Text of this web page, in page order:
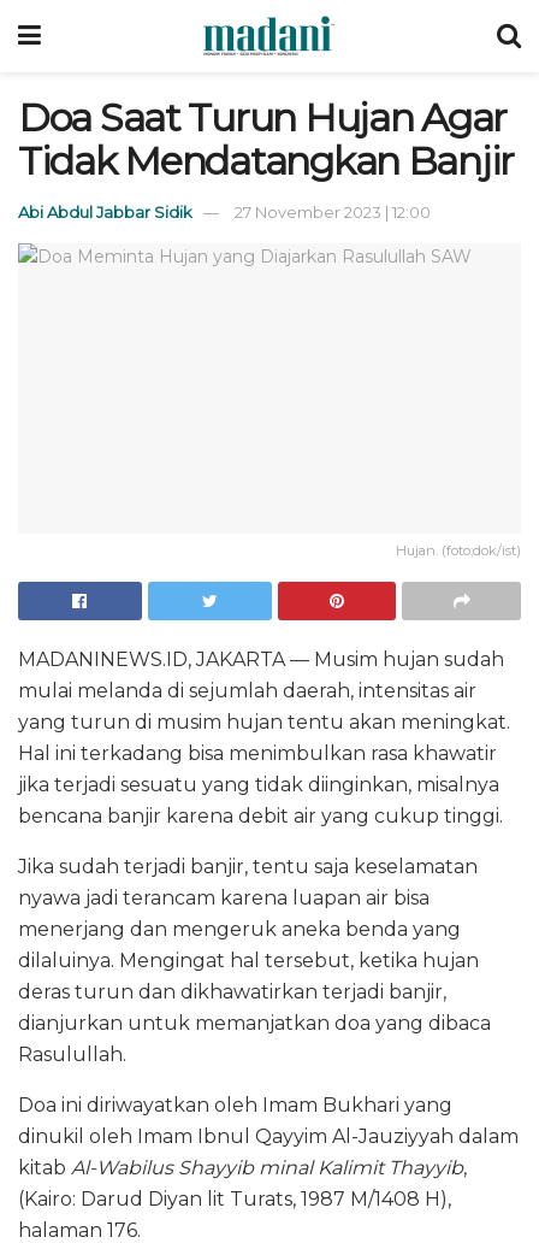
Doa Saat Turun Hujan Agar
Tidak Mendatangkan Banjir
Abi Abdul Jabbar Sidik 27 November 2023 | 12:00
Hujan. (foto;dok/ist)
MADANINEWS.ID, JAKARTA — Musim hujan sudah
mulai melanda di sejumlah daerah, intensitas air
yang turun di musim hujan tentu akan meningkat.
Hal ini terkadang bisa menimbulkan rasa khawatir
jika terjadi sesuatu yang tidak diinginkan, misalnya
bencana banjir karena debit air yang cukup tinggi.
Jika sudah terjadi banjir, tentu saja keselamatan
nyawa jadi terancam karena luapan air bisa
menerjang dan mengeruk aneka benda yang
dilaluinya. Mengingat hal tersebut, ketika hujan
deras turun dan dikhawatirkan terjadi banjir,
dianjurkan untuk memanjatkan doa yang dibaca
Rasulullah.
Doa ini diriwayatkan oleh Imam Bukhari yang
dinukil oleh Imam Ibnul Qayyim Al-Jauziyyah dalam
kitab Al-Wabilus Shayyib minal Kalimit Thayyib,
(Kairo: Darud Diyan lit Turats, 1987 M/1408 H),
halaman 176.